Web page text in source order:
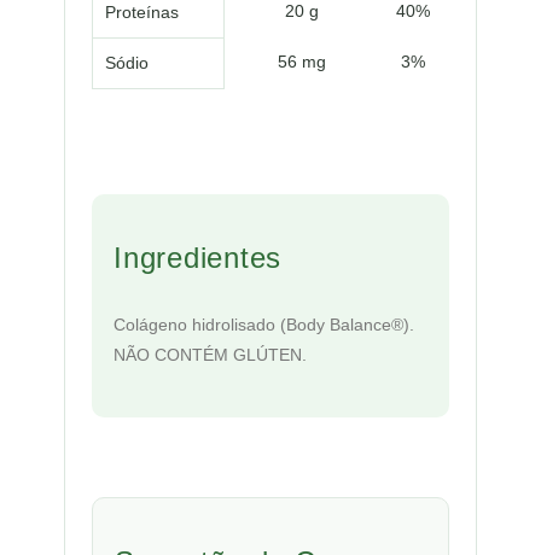
Proteínas 20 g 40%
Sódio 56 mg 3%
Ingredientes
Colágeno hidrolisado (Body Balance®).
NÃO CONTÉM GLÚTEN.